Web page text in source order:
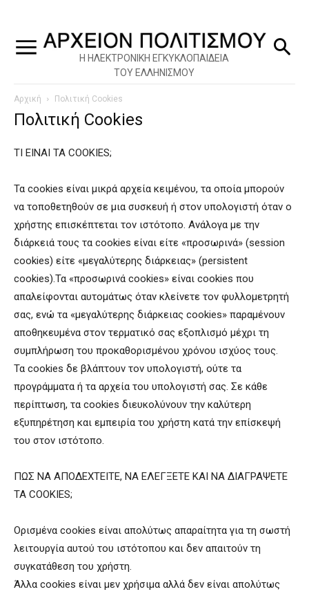
Η ΗΛΕΚΤΡΟΝΙΚΗ ΕΓΚΥΚΛΟΠΑΙΔΕΙΑ
ΤΟΥ ΕΛΛΗΝΙΣΜΟΥ
Αρχική Πολιτική Cookies
Πολιτική Cookies
ΤΙ ΕΙΝΑΙ ΤΑ COOKIES;
Τα cookies είναι μικρά αρχεία κειμένου, τα οποία μπορούν
να τοποθετηθούν σε μια συσκευή ή στον υπολογιστή όταν ο
χρήστης επισκέπτεται τον ιστότοπο. Ανάλογα με την
διάρκειά τους τα cookies είναι είτε «προσωρινά» (session
cookies) είτε «μεγαλύτερης διάρκειας» (persistent
cookies).Τα «προσωρινά cookies» είναι cookies που
απαλείφονται αυτομάτως όταν κλείνετε τον φυλλομετρητή
σας, ενώ τα «μεγαλύτερης διάρκειας cookies» παραμένουν
αποθηκευμένα στον τερματικό σας εξοπλισμό μέχρι τη
συμπλήρωση του προκαθορισμένου χρόνου ισχύος τους.
Τα cookies δε βλάπτουν τον υπολογιστή, ούτε τα
προγράμματα ή τα αρχεία του υπολογιστή σας. Σε κάθε
περίπτωση, τα cookies διευκολύνουν την καλύτερη
εξυπηρέτηση και εμπειρία του χρήστη κατά την επίσκεψή
του στον ιστότοπο.
ΠΩΣ ΝΑ ΑΠΟΔΕΧΤΕΙΤΕ, ΝΑ ΕΛΕΓΞΕΤΕ ΚΑΙ ΝΑ ΔΙΑΓΡΑΨΕΤΕ
ΤΑ COOKIES;
Ορισμένα cookies είναι απολύτως απαραίτητα για τη σωστή
λειτουργία αυτού του ιστότοπου και δεν απαιτούν τη
συγκατάθεση του χρήστη.
Άλλα cookies είναι μεν χρήσιμα αλλά δεν είναι απολύτως